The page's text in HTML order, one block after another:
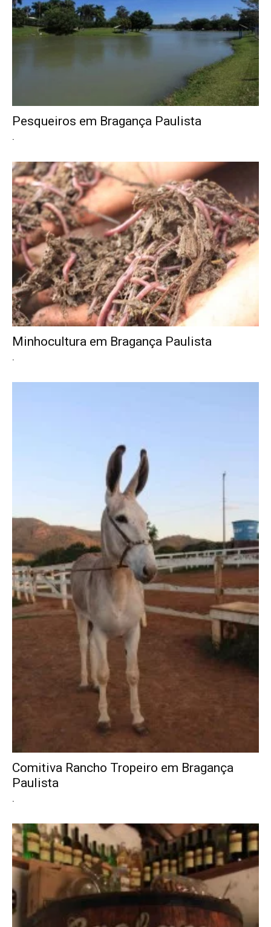
Pesqueiros em Bragança Paulista
.
Minhocultura em Bragança Paulista
.
Comitiva Rancho Tropeiro em Bragança
Paulista
.